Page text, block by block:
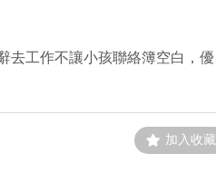
去工作不讓小孩聯絡簿空白，優
加入收藏